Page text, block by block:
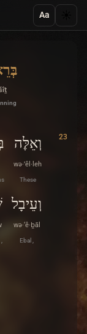
Aa
23 וְאֵלֶּה
wə·’êl·leh
These
וְעֵיבָל
wə·‘ê·ḇāl
Ebal ,